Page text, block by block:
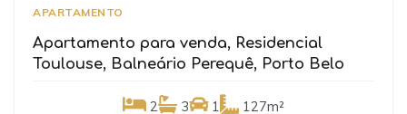
APARTAMENTO
Apartamento para venda, Residencial
Toulouse, Balneário Perequê, Porto Belo
2 3 1 127m²